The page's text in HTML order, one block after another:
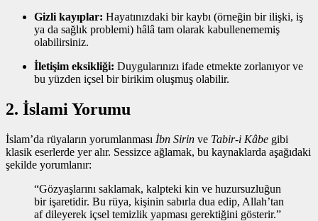
Gizli kayıplar: Hayatınızdaki bir kaybı (örneğin bir ilişki, iş
ya da sağlık problemi) hâlâ tam olarak kabullenememiş
olabilirsiniz.
İletişim eksikliği: Duygularınızı ifade etmekte zorlanıyor ve
bu yüzden içsel bir birikim oluşmuş olabilir.
2. İslami Yorumu
İslam’da rüyaların yorumlanması İbn Sirin ve Tabir-i Kâbe gibi
klasik eserlerde yer alır. Sessizce ağlamak, bu kaynaklarda aşağıdaki
şekilde yorumlanır:
“Gözyaşlarını saklamak, kalpteki kin ve huzursuzluğun
bir işaretidir. Bu rüya, kişinin sabırla dua edip, Allah’tan
af dileyerek içsel temizlik yapması gerektiğini gösterir.”